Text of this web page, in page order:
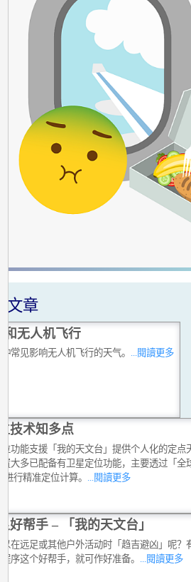
文章
和无人机飞行
常见影响无人机飞行的天气。 ...閱讀更多
技术知多点
功能支援「我的天文台」提供个人化的定点
大多已配备有卫星定位功能，主要透过「全
进行精准定位计算。
...閱讀更多
好帮手 – 「我的天文台」
在远足或其他户外活动时「趋吉避凶」呢？
序这个好帮手，就可作好准备。 ...閱讀更多